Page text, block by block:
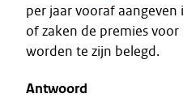
per jaar vooraf
of zaken de premies
worden te zijn belegd.
Antwoord